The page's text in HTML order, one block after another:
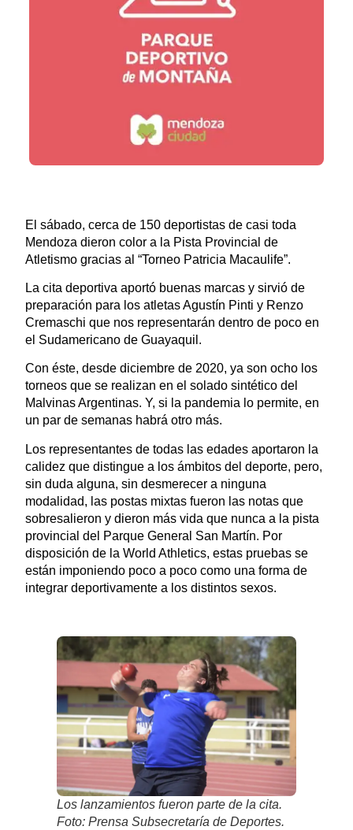
El sábado, cerca de 150 deportistas de casi toda
Mendoza dieron color a la Pista Provincial de
Atletismo gracias al “Torneo Patricia Macaulife”.
La cita deportiva aportó buenas marcas y sirvió de
preparación para los atletas Agustín Pinti y Renzo
Cremaschi que nos representarán dentro de poco en
el Sudamericano de Guayaquil.
Con éste, desde diciembre de 2020, ya son ocho los
torneos que se realizan en el solado sintético del
Malvinas Argentinas. Y, si la pandemia lo permite, en
un par de semanas habrá otro más.
Los representantes de todas las edades aportaron la
calidez que distingue a los ámbitos del deporte, pero,
sin duda alguna, sin desmerecer a ninguna
modalidad, las postas mixtas fueron las notas que
sobresalieron y dieron más vida que nunca a la pista
provincial del Parque General San Martín. Por
disposición de la World Athletics, estas pruebas se
están imponiendo poco a poco como una forma de
integrar deportivamente a los distintos sexos.
Los lanzamientos fueron parte de la cita.
Foto: Prensa Subsecretaría de Deportes.